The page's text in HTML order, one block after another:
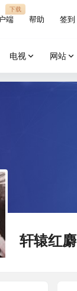
端
下载
帮助 签到
电视 网站
轩辕红麝